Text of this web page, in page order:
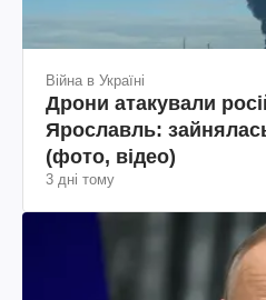
Війна в Україні
Дрони атакували
Ярославль:
(фото, відео)
3 дні тому